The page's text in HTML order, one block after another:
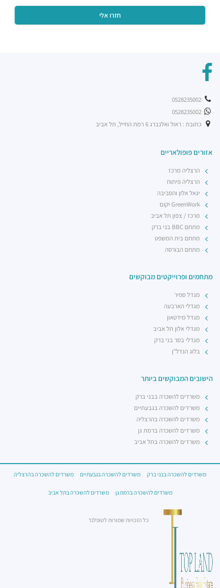
הישובים המבוקשים ביותר
משרדים להשכרה בבני ברק
משרדים להשכרה בגבעתיים
משרדים להשכרה בהרצליה
משרדים להשכרה ברמת גן
משרדים להשכרה בתל אביב
מתחמים ופרוייקטים מבוקשים
מגדל ספיר
מגדלי הארבעה
מגדל מידטאון
מגדלי אלון תל אביב
מגדלי בסר בני ברק
בלוג הנדל"ן
אזורים פופולאריים
הרצליה מרכז
הרצליה פיתוח
יגאל אלון והסביבה
GreenWork יקום
מרכז / צפון תל אביב
מתחם BBC בני ברק
מתחם בית המשפט
מתחם הבורסה
כתובת : ראול ואלנברג 6 רמת החייל, תל אביב
משרדים להשכרה בבני ברק משרדים להשכרה בגבעתיים משרדים להשכרה בהרצליה
משרדים להשכרה ברמת גן משרדים להשכרה בתל אביב
כל הזכויות שמורות לטופלנד